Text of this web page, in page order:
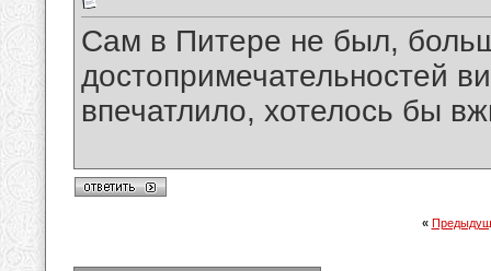
Сам в Питере не был,
достопримечательностей
впечатлило, хотелось бы
«